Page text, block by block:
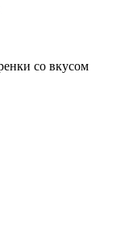
со вкусом